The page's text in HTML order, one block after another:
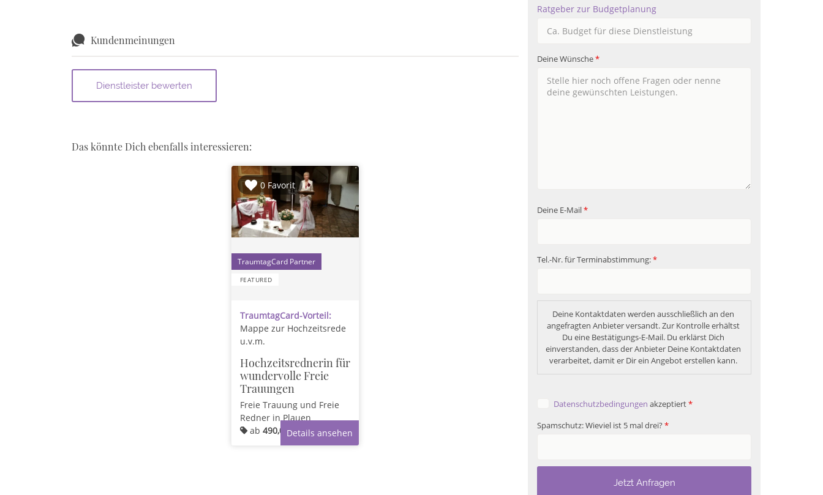
Kundenmeinungen
Das könnte Dich ebenfalls interessieren:
0 Favorit
FEATURED
TraumtagCard-Vorteil:
Mappe zur Hochzeitsrede
u.v.m.
Hochzeitsrednerin für
wundervolle Freie
Trauungen
Freie Trauung und Freie
Redner in Plauen
ab 490,00 €Details ansehen
Ratgeber zur Budgetplanung
Deine Wünsche*
Deine E-Mail*
Tel.-Nr. für Terminabstimmung:*
Deine Kontaktdaten werden ausschließlich an den
angefragten Anbieter versandt. Zur Kontrolle erhältst
Du eine Bestätigungs-E-Mail. Du erklärst Dich
einverstanden, dass der Anbieter Deine Kontaktdaten
verarbeitet, damit er Dir ein Angebot erstellen kann.
Datenschutzbedingungen akzeptiert*
Spamschutz: Wieviel ist 5 mal drei? *